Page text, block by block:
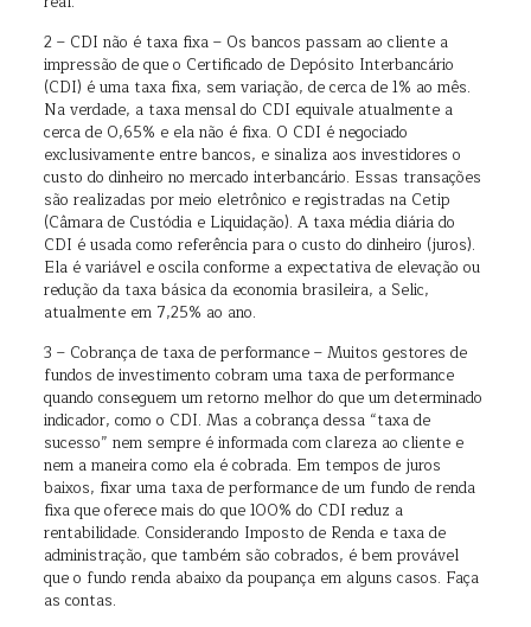
2 – CDI não é taxa fixa – Os bancos passam ao cliente a
impressão de que o Certificado de Depósito Interbancário
(CDI) é uma taxa fixa, sem variação, de cerca de 1% ao mês.
Na verdade, a taxa mensal do CDI equivale atualmente a
cerca de 0,65% e ela não é fixa. O CDI é negociado
exclusivamente entre bancos, e sinaliza aos investidores o
custo do dinheiro no mercado interbancário. Essas transações
são realizadas por meio eletrônico e registradas na Cetip
(Câmara de Custódia e Liquidação). A taxa média diária do
CDI é usada como referência para o custo do dinheiro (juros).
Ela é variável e oscila conforme a expectativa de elevação ou
redução da taxa básica da economia brasileira, a Selic,
atualmente em 7,25% ao ano.
3 – Cobrança de taxa de performance – Muitos gestores de
fundos de investimento cobram uma taxa de performance
quando conseguem um retorno melhor do que um determinado
indicador, como o CDI. Mas a cobrança dessa “taxa de
sucesso” nem sempre é informada com clareza ao cliente e
nem a maneira como ela é cobrada. Em tempos de juros
baixos, fixar uma taxa de performance de um fundo de renda
fixa que oferece mais do que 100% do CDI reduz a
rentabilidade. Considerando Imposto de Renda e taxa de
administração, que também são cobrados, é bem provável
que o fundo renda abaixo da poupança em alguns casos. Faça
as contas.